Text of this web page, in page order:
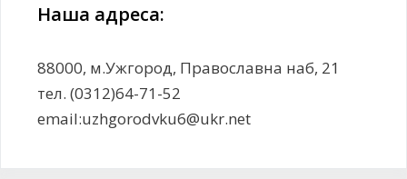
Наша адреса:
88000, м.Ужгород, Православна наб, 21
тел. (0312)64-71-52
email:uzhgorodvku6@ukr.net